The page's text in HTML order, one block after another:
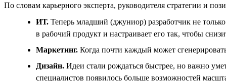
По словам карьерного эксперта, руководителя стратегии и
ИТ. Теперь младший (джуниор) разработчик не
в рабочий продукт и настраивает его так, чтобы
Маркетинг. Когда почти каждый может
Дизайн. Идеи стали рождаться быстрее, но важно
специалистов появилось больше возможностей